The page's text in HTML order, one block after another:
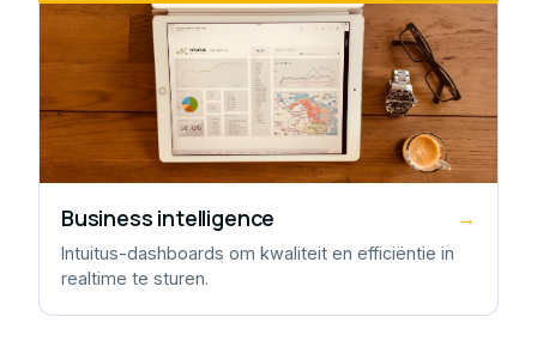
Business intelligence →
Intuitus-dashboards om kwaliteit en efficiëntie in
realtime te sturen.